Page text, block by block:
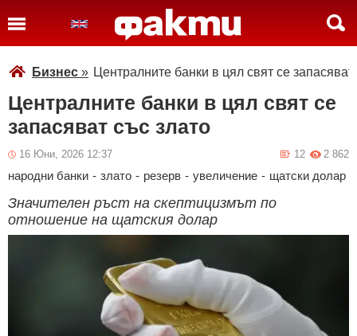
Бизнес » Централните банки в цял свят се запасяват
Централните банки в цял свят се
запасяват със злато
16 Юни, 2026 12:37 2 862
12
народни банки - злато - резерв - увеличение - щатски долар
Значителен ръст на скептицизмът по
отношение на щатския долар